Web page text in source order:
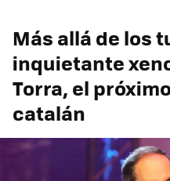
Más allá de los
inquietante
Torra, el
catalán